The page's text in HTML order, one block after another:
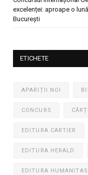
excelenței: aproape o
București
ETICHETE
APARIȚII NOI
CONCURS
EDITURA CARTIER
EDITURA HERALD
EDITURA